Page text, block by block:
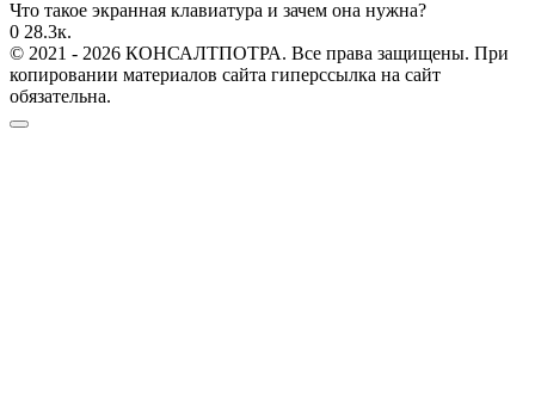
Что такое экранная клавиатура и зачем она нужна?
0 28.3к.
© 2021 - 2026 КОНСАЛТПОТРА. Все права защищены. При
копировании материалов сайта гиперссылка на сайт
обязательна.